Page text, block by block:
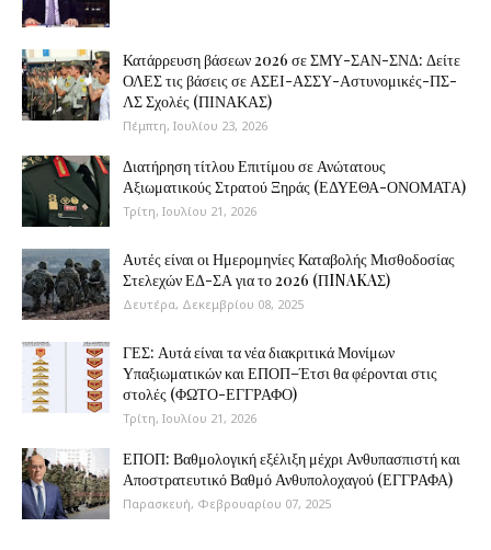
Κατάρρευση βάσεων 2026 σε ΣΜΥ-ΣΑΝ-ΣΝΔ: Δείτε
ΟΛΕΣ τις βάσεις σε ΑΣΕΙ-ΑΣΣΥ-Αστυνομικές-ΠΣ-
ΛΣ Σχολές (ΠΙΝΑΚΑΣ)
Πέμπτη, Ιουλίου 23, 2026
Διατήρηση τίτλου Επιτίμου σε Ανώτατους
Αξιωματικούς Στρατού Ξηράς (ΕΔΥΕΘΑ-ΟΝΟΜΑΤΑ)
Τρίτη, Ιουλίου 21, 2026
Αυτές είναι οι Ημερομηνίες Καταβολής Μισθοδοσίας
Στελεχών ΕΔ-ΣΑ για το 2026 (ΠINAKAΣ)
Δευτέρα, Δεκεμβρίου 08, 2025
ΓΕΣ: Αυτά είναι τα νέα διακριτικά Μονίμων
Υπαξιωματικών και ΕΠΟΠ–Έτσι θα φέρονται στις
στολές (ΦΩΤΟ-ΕΓΓΡΑΦΟ)
Τρίτη, Ιουλίου 21, 2026
ΕΠΟΠ: Βαθμολογική εξέλιξη μέχρι Ανθυπασπιστή και
Αποστρατευτικό Βαθμό Ανθυπολοχαγού (ΕΓΓΡΑΦΑ)
Παρασκευή, Φεβρουαρίου 07, 2025